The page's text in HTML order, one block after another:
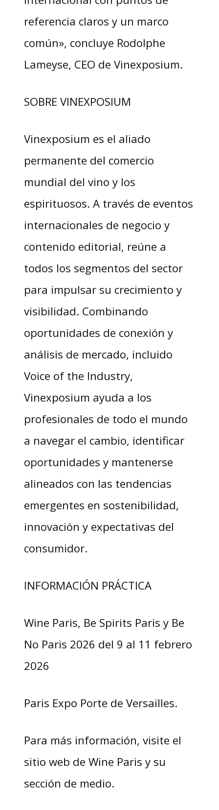
referencia claros y un marco
común», concluye Rodolphe
Lameyse, CEO de Vinexposium.
SOBRE VINEXPOSIUM
Vinexposium es el aliado
permanente del comercio
mundial del vino y los
espirituosos. A través de eventos
internacionales de negocio y
contenido editorial, reúne a
todos los segmentos del sector
para impulsar su crecimiento y
visibilidad. Combinando
oportunidades de conexión y
análisis de mercado, incluido
Voice of the Industry,
Vinexposium ayuda a los
profesionales de todo el mundo
a navegar el cambio, identificar
oportunidades y mantenerse
alineados con las tendencias
emergentes en sostenibilidad,
innovación y expectativas del
consumidor.
INFORMACIÓN PRÁCTICA
Wine Paris, Be Spirits Paris y Be
No Paris 2026 del 9 al 11 febrero
2026
Paris Expo Porte de Versailles.
Para más información, visite el
sitio web de Wine Paris y su
sección de medio.